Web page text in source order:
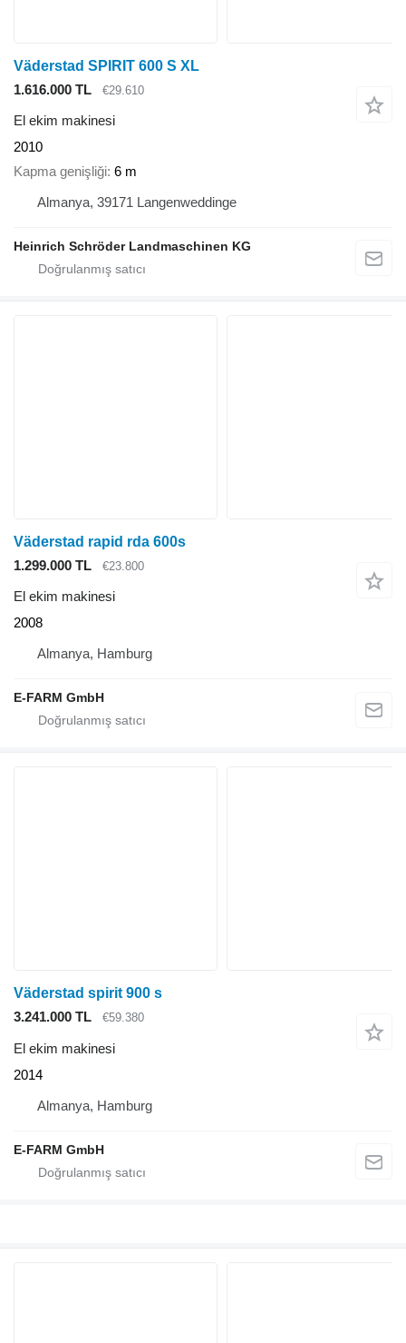
Väderstad SPIRIT 600 S XL
1.616.000 TL
€29.610
El ekim makinesi
2010
Kapma genişliği 6 m
Almanya, 39171 Langenweddinge
Heinrich Schröder Landmaschinen KG
Väderstad rapid rda 600s
1.299.000 TL
€23.800
El ekim makinesi
2008
Almanya, Hamburg
E-FARM GmbH
Väderstad spirit 900 s
3.241.000 TL
€59.380
El ekim makinesi
2014
Almanya, Hamburg
E-FARM GmbH